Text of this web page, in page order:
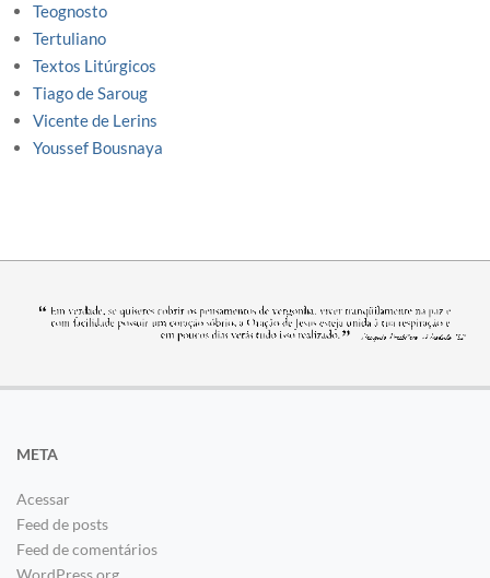
Teognosto
Tertuliano
Textos Litúrgicos
Tiago de Saroug
Vicente de Lerins
Youssef Bousnaya
META
Acessar
Feed de posts
Feed de comentários
WordPress.org